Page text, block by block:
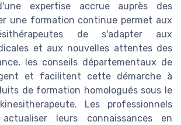
expertise accrue auprès des
une formation continue permet aux
de s'adapter aux
et aux nouvelles attentes des
les conseils départementaux de
et facilitent cette démarche à
de formation homologués sous le
Les professionnels
leurs connaissances en